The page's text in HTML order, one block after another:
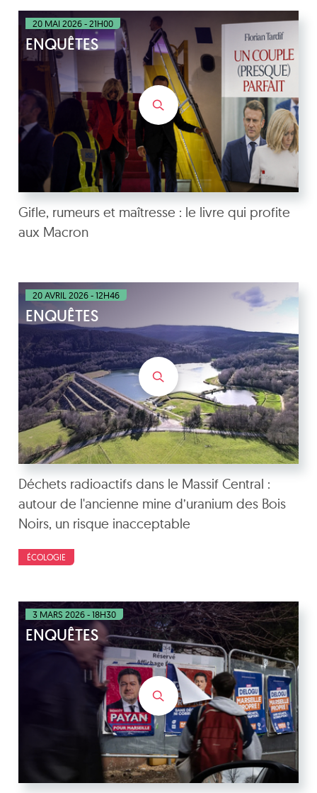
20 MAI 2026 - 21H00
ENQUÊTES
Gifle, rumeurs et maîtresse : le livre qui profite
aux Macron
20 AVRIL 2026 - 12H46
ENQUÊTES
Déchets radioactifs dans le Massif Central :
autour de l'ancienne mine d’uranium des Bois
Noirs, un risque inacceptable
ÉCOLOGIE
3 MARS 2026 - 18H30
ENQUÊTES